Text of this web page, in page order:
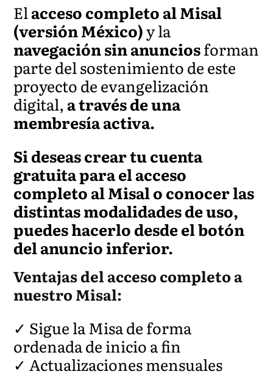
Elacceso completo al Misal
(versión México)y la
navegación sin anunciosforman
parte del sostenimiento de este
proyecto de evangelización
digital, a través de una
membresía activa.
Si deseas crear tu cuenta
gratuita para el acceso
completo al Misal o conocer las
distintas modalidades de uso,
puedes hacerlo desde el botón
del anuncio inferior.
Ventajas del acceso completo a
nuestro Misal:
✓ Sigue la Misa de forma
ordenada de inicio a fin
✓ Actualizaciones mensuales